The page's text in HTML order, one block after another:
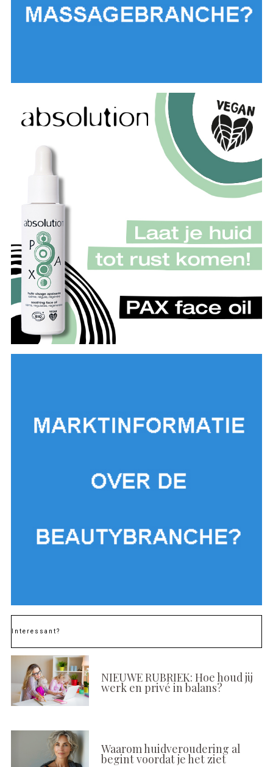
Interessant?
NIEUWE RUBRIEK: Hoe houd jij
werk en privé in balans?
Waarom huidveroudering al
begint voordat je het ziet